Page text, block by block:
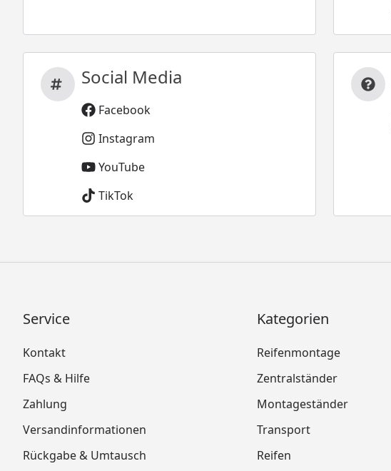
Social Media
Facebook
Instagram
YouTube
TikTok
Service
Kontakt
FAQs & Hilfe
Zahlung
Versandinformationen
Rückgabe & Umtausch
Kategorien
Reifenmontage
Zentralständer
Montageständer
Transport
Reifen